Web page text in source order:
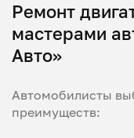
Ремонт
мастерами
Авто»
Автомобилисты
преимуществ: